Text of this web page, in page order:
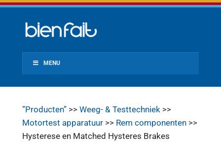
MENU
”Producten”>> Weeg- & Testtechniek>>
Motortest apparatuur>> Rem componenten>>
Hysterese en Matched Hysteres Brakes